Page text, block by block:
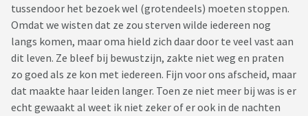
tussendoor het bezoek wel (grotendeels) moeten stoppen.
Omdat we wisten dat ze zou sterven wilde iedereen nog
langs komen, maar oma hield zich daar door te veel vast aan
dit leven. Ze bleef bij bewustzijn, zakte niet weg en praten
zo goed als ze kon met iedereen. Fijn voor ons afscheid, maar
dat maakte haar leiden langer. Toen ze niet meer bij was is er
echt gewaakt al weet ik niet zeker of er ook in de nachten